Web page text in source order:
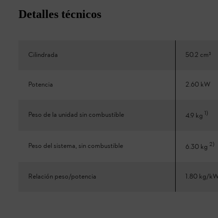
Detalles técnicos
Cilindrada 50.2 cm³
Potencia 2.60 kW
Peso de la unidad sin combustible 4.9 kg 1)
Peso del sistema, sin combustible 6.30 kg 2)
Relación peso/potencia 1.80 kg/